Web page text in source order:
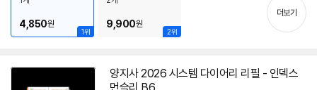
기
1위
4,850원
2위
9,900원
더보기
양지사 2026 시스템 다이어리 리필 - 인덱스